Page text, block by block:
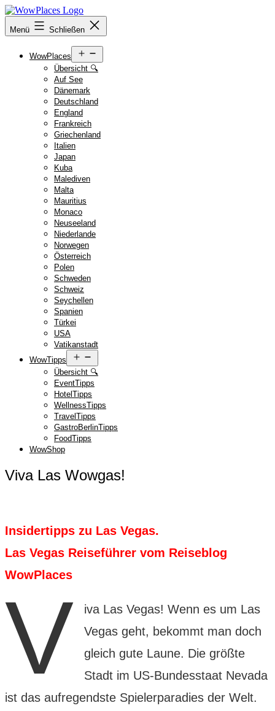
Zum
Inhalt
springen
Reiseblog
WowPlaces.de
Menü Schließen
WowPlaces
öffnen
Übersicht 🔍
Auf See
Dänemark
Deutschland
England
Frankreich
Griechenland
Italien
Japan
Kuba
Malediven
Malta
Mauritius
Monaco
Neuseeland
Niederlande
Norwegen
Österreich
Polen
Schweden
Schweiz
Seychellen
Spanien
Türkei
USA
Vatikanstadt
WowTipps
öffnen
Übersicht 🔍
EventTipps
HotelTipps
WellnessTipps
TravelTipps
GastroBerlinTipps
FoodTipps
WowShop
Viva Las Wowgas!
Insidertipps zu Las Vegas.
Las Vegas Reiseführer vom Reiseblog
WowPlaces
V
iva Las Vegas! Wenn es um Las
Vegas geht, bekommt man doch
gleich gute Laune. Die größte
Stadt im US-Bundesstaat Nevada
ist das aufregendste Spielerparadies der Welt.